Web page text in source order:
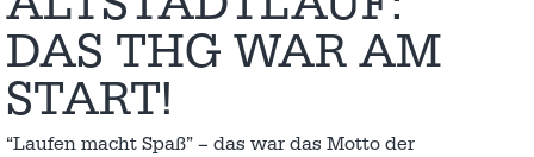
DAS THG WAR AM
START!
“Laufen macht Spaß” – das war das Motto der